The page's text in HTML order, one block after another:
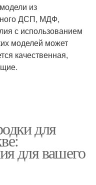
из
ДСП, МДФ,
с использованием
моделей может
качественная,
для
для вашего